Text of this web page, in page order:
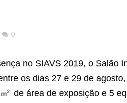
0
no SIAVS 2019, o Salão
os dias 27 e 29 de
2
de área de exposição e 5